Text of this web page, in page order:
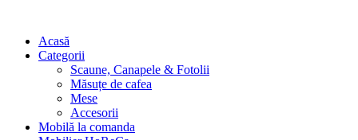
Acasă
Categorii
Scaune, Canapele & Fotolii
Măsuțe de cafea
Mese
Accesorii
Mobilă la comanda